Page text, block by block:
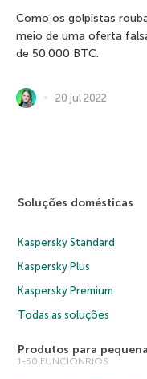
Como os golpistas
meio de uma oferta
de 50.000 BTC.
20 jul 2022
Soluções domésticas
Kaspersky Standard
Kaspersky Plus
Kaspersky Premium
Todas as soluções
Produtos para
1-50 FUNCIONRIOS